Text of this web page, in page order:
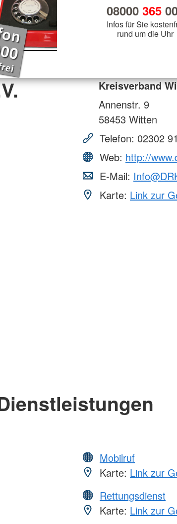
08000 365
Infos für Sie
rund um die Uhr
Kreisverband
Annenstr. 9
58453 Witten
Telefon: 02302
Web: http://
E-Mail:
Karte: Link zur
Mobilruf
Karte: Link zur
Rettungsdienst
Karte: Link zur